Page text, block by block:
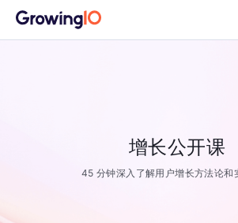
增长公开课
45 分钟深入了解用户增长方法论和